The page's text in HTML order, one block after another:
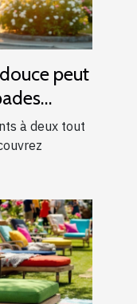
peut
à deux tout